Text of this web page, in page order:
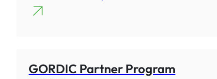
GORDIC Partner Program